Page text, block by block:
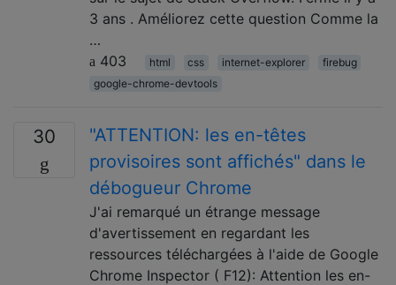
3 ans . Améliorez cette question Comme la
…
403
html css internet-explorer
firebug
google-chrome-devtools
30
"ATTENTION: les en-têtes
provisoires sont affichés" dans le
débogueur Chrome
J'ai remarqué un étrange message
d'avertissement en regardant les
ressources téléchargées à l'aide de Google
Chrome Inspector ( F12): Attention les en-